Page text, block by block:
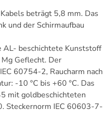
beträgt 5,8 mm. Das
und der Schirmaufbau
AL- beschichtete Kunststoff
Geflecht. Der
60754-2, Raucharm nach
-10 °C bis +60 °C. Das
mit goldbeschichteten
Steckernorm IEC 60603-7-